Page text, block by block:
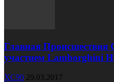
Главная Происшествия
участием Lamborghini
XC90 29.03.2017